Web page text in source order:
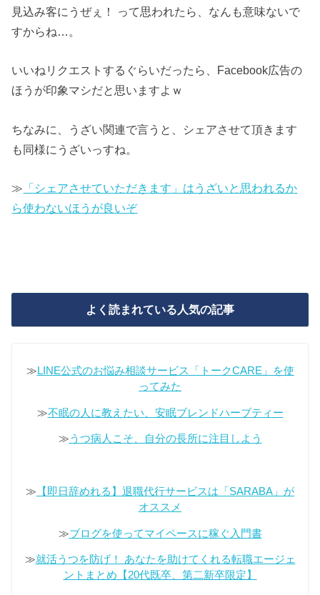
— ほっしー (@hossy_fe_ap)
見込み客にうぜぇ！ って思われたら、なんも意味ないで
すからね…。
いいねリクエストするぐらいだったら、Facebook広告の
ほうが印象マシだと思いますよｗ
ちなみに、うざい関連で言うと、シェアさせて頂きます
も同様にうざいっすね。
≫ 「シェアさせていただきます」はうざいと思われるか
ら使わないほうが良いぞ
よく読まれている人気の記事
≫ LINE公式のお悩み相談サービス「トークCARE」を使
ってみた
≫不眠の人に教えたい、安眠ブレンドハーブティー
≫うつ病人こそ、自分の長所に注目しよう
≫ 【即日辞めれる】退職代行サービスは「SARABA」が
オススメ
≫ブログを使ってマイペースに稼ぐ入門書
≫就活うつを防げ！ あなたを助けてくれる転職エージェ
ントまとめ【20代既卒、第二新卒限定】